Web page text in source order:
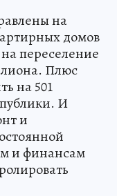
на
домов
переселение
Плюс
на 501
И
и
и финансам